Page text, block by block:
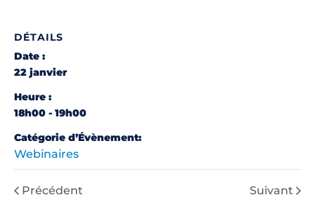
DÉTAILS
Date :
22 janvier
Heure :
18h00 - 19h00
Catégorie d’Évènement:
Webinaires
Précédent Suivant